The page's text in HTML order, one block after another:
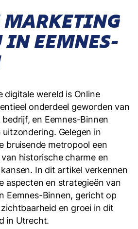
IN EEMNES-
digitale wereld is Online
onderdeel geworden van
en Eemnes-Binnen
Gelegen in
bruisende metropool een
historische charme en
In dit artikel verkennen
aspecten en strategieën van
Eemnes-Binnen, gericht op
en groei in dit
in Utrecht.